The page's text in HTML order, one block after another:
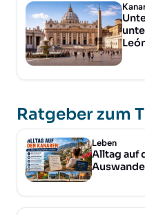
Ratgeber zum
Leben
Alltag auf